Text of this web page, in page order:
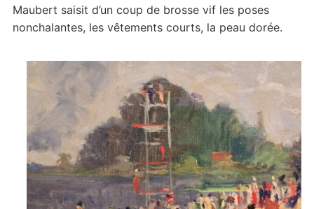
Maubert saisit d’un coup de brosse vif les poses
nonchalantes, les vêtements courts, la peau dorée.